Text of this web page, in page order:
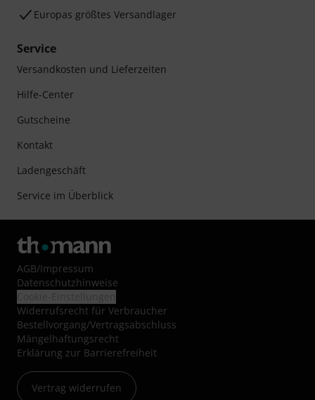
Europas größtes Versandlager
Service
Versandkosten und Lieferzeiten
Hilfe-Center
Gutscheine
Kontakt
Ladengeschäft
Service im Überblick
AGB/Impressum
Datenschutzhinweise
Widerrufsrecht für Verbraucher
Bestellvorgang/Vertragsabschluss
Mängelhaftungsrecht
Erklärung zur Barrierefreiheit
Vertrag widerrufen